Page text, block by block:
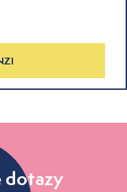
dotazy